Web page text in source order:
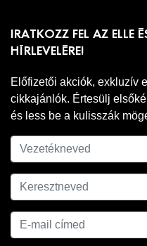
IRATKOZZ FEL AZ ELLE
HÍRLEVELÉRE!
Előfizetői akciók, exkluzív
cikkajánlók. Értesülj
és less be a kulisszák